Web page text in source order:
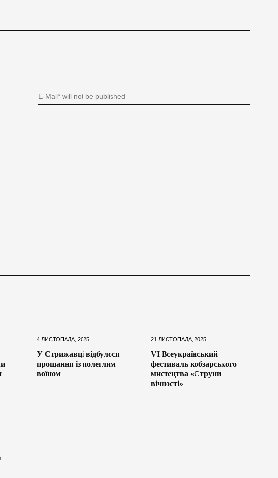
4 ЛИСТОПАДА, 2025
У Стрижавці відбулося
прощання із полеглим
воїном
21 ЛИСТОПАДА, 2025
VІ Всеукраїнський
фестиваль кобзарського
мистецтва «Струни
вічності»